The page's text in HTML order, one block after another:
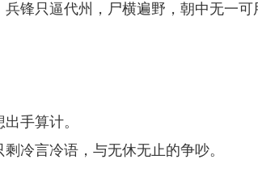
锋只逼代州，尸横遍野，朝中无一可
手算计。
冷言冷语，与无休无止的争吵。